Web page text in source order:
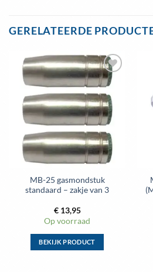
meerdere
Deze
optie
kan
gekozen
worden
op
de
productpagina
GERELATEERDE
MB-25 gasmondstuk
standaard – zakje van 3
€13,95
Op voorraad
BEKIJK PRODUCT